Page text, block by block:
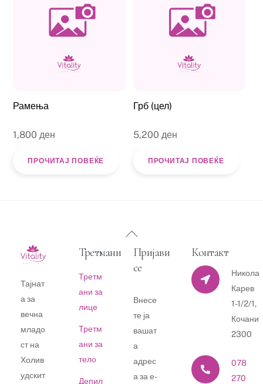
Рамења
1,800 ден
ПРОЧИТАЈ ПОВЕЌЕ
Грб (цел)
5,200 ден
ПРОЧИТАЈ ПОВЕЌЕ
Back
To
Top
Тајнат
а за
вечна
младо
ст на
Холив
удскит
Третмани
Третм
ани за
лице
Третм
ани за
тело
Депил
Пријави
се
Внесе
те ја
вашат
а
адрес
а за е-
Контакт
Никола
Карев
1-1/2/1,
Кочани
2300
078
270